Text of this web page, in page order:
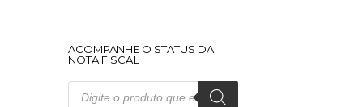
ACOMPANHE O STATUS DA
NOTA FISCAL
Pesquisar
produtos